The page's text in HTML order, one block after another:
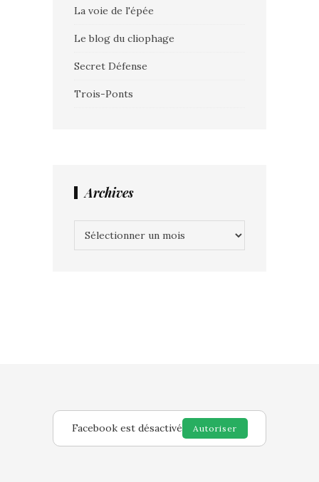
La voie de l'épée
Le blog du cliophage
Secret Défense
Trois-Ponts
Archives
Facebook est désactivé Autoriser